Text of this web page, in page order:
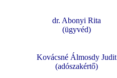
dr. Abonyi Rita
(ügyvéd)
Kovácsné Álmosdy Judit
(adószakértő)